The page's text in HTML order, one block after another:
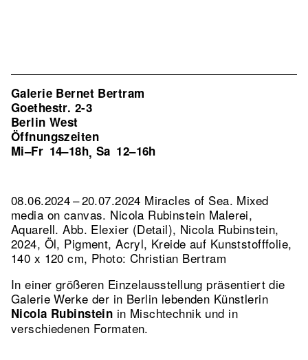
Galerie Bernet Bertram
Goethestr. 2-3
Berlin West
Öffnungszeiten
Mi–Fr 14–18h, Sa 12–16h
08.06.2024 – 20.07.2024 Miracles of Sea. Mixed
media on canvas. Nicola Rubinstein Malerei,
Aquarell.Abb. Elexier (Detail), Nicola Rubinstein,
2024, Öl, Pigment, Acryl, Kreide auf Kunststofffolie,
140 x 120 cm, Photo: Christian Bertram
In einer größeren Einzelausstellung präsentiert die
Galerie Werke der in Berlin lebenden Künstlerin
Nicola Rubinstein in Mischtechnik und in
verschiedenen Formaten.